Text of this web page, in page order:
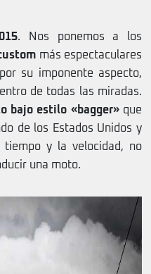
. Nos ponemos a los
más espectaculares
su imponente aspecto,
de todas las miradas.
bajo estilo «bagger»que
de los Estados Unidos y
y la velocidad, no
una moto.